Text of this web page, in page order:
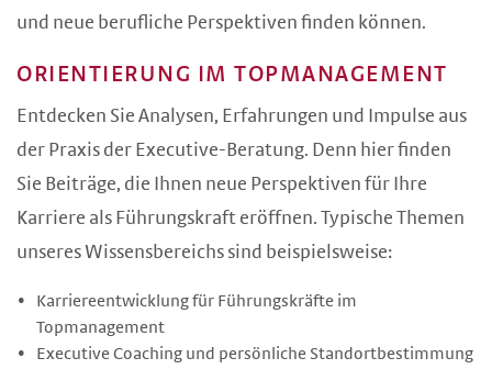
und neue berufliche Perspektiven finden können.
ORIENTIERUNG IM TOPMANAGEMENT
Entdecken Sie Analysen, Erfahrungen und Impulse aus
der Praxis der Executive-Beratung. Denn hier finden
Sie Beiträge, die Ihnen neue Perspektiven für Ihre
Karriere als Führungskraft eröffnen. Typische Themen
unseres Wissensbereichs sind beispielsweise:
Karriereentwicklung für Führungskräfte im
Topmanagement
Executive Coaching und persönliche Standortbestimmung